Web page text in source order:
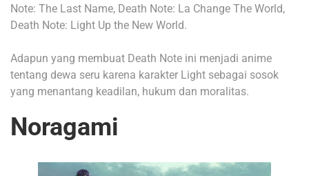
Note: The Last Name, Death Note: La Change The World,
Death Note: Light Up the New World.
Adapun yang membuat Death Note ini menjadi anime
tentang dewa seru karena karakter Light sebagai sosok
yang menantang keadilan, hukum dan moralitas.
Noragami